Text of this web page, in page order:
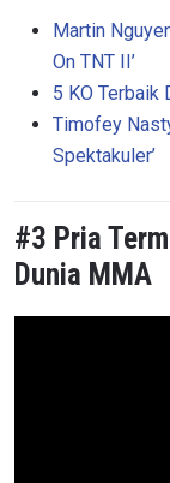
Martin
On TNT II’
5 KO Terbaik
Timofey
Spektakuler’
#3 Pria
Dunia MMA